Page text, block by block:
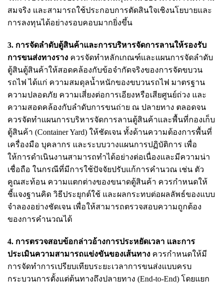
สมจริง และสามารถใช้ประกอบการตัดสินใจเชิงนโยบายและ
การลงทุนได้อย่างรอบคอบมากยิ่งขึ้น
3. การจัดลำดับตู้สินค้าและการบริหารจัดการลานให้รองรับ
การขนส่งทางราง ควรจัดทำหลักเกณฑ์และแผนการจัดลำดับ
ตู้สินตู้สินค้าให้สอดคล้องกับข้อจำกัดจริงของการจัดขบวน
รถไฟ ได้แก่ ความสมดุลน้ำหนักของขบวนรถไฟ มาตรฐาน
ความปลอดภัย ความเสี่ยงต่อการเอียงหรือเสียศูนย์ถ่วง และ
ความสอดคล้องกับลำดับการขนถ่าย ณ ปลายทาง ตลอดจน
ควรจัดทำแผนการบริหารจัดการลานตู้สินค้าและพื้นที่กองเก็บ
ตู้สินค้า (Container Yard) ให้ชัดเจน ทั้งด้านความต้องการพื้นที่
เครื่องมือ บุคลากร และระบบวางแผนการปฏิบัติการ เพื่อ
ให้การดำเนินงานสามารถทำได้อย่างต่อเนื่องและมีความน่า
เชื่อถือ ในกรณีที่มีการใช้ปัจจัยปรับแก้การคำนวณ เช่น ตัว
คูณสะท้อน ความแตกต่างของขนาดตู้สินค้า ควรกำหนดให้
ชี้แจงฐานคิด วิธีประยุกต์ใช้ และผลกระทบต่อผลลัพธ์ของแบบ
จำลองอย่างชัดเจน เพื่อให้สามารถตรวจสอบความถูกต้อง
ของการคำนวณได้
4. การตรวจสอบข้อกล่าวอ้างการประหยัดเวลา และการ
ประเมินความสามารถแข่งขันของเส้นทาง ควรกำหนดให้มี
การจัดทำการเปรียบเทียบระยะเวลาการขนส่งแบบครบ
กระบวนการตั้งแต่ต้นทางถึงปลายทาง (End-to-End) โดยแยก